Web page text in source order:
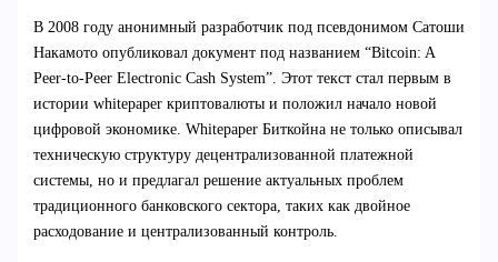
В 2008 году анонимный разработчик под псевдонимом Сатоши
Накамото опубликовал документ под названием “Bitcoin: A
Peer-to-Peer Electronic Cash System”. Этот текст стал первым в
истории whitepaper криптовалюты и положил начало новой
цифровой экономике. Whitepaper Биткойна не только описывал
техническую структуру децентрализованной платежной
системы, но и предлагал решение актуальных проблем
традиционного банковского сектора, таких как двойное
расходование и централизованный контроль.